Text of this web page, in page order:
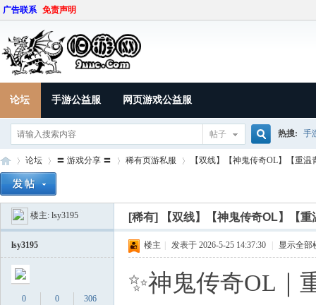
广告联系 免责声明
论坛 手游公益服 网页游戏公益服
帖子
搜
索
热搜: 手
»
论坛
›
〓 游戏分享 〓 稀有页游私服
›
【双线】【神鬼传奇OL】【重
楼主: lsy3195 [稀有] 【双线】【神鬼传奇OL】【
lsy3195
0
0
306
楼主 发表于 2026-5-25 14:37:30 显示全部
✨神鬼传奇OL｜